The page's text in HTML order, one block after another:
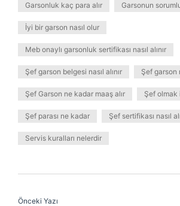
Garsonluk kaç para alır Garsonun
İyi bir garson nasıl olur
Meb onaylı garsonluk sertifikası nasıl alınır
Şef garson belgesi nasıl alınır Şef garson
Şef Garson ne kadar maaş alır Şef
Şef parası ne kadar Şef sertifikası nasıl
Servis kuralları nelerdir
Önceki Yazı